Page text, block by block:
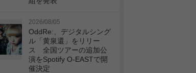
2026/08/05
OddRe:、デジタルシング
ル「黄泉還」をリリー
ス 全国ツアーの追加公
演をSpotify O-EASTで開
催決定